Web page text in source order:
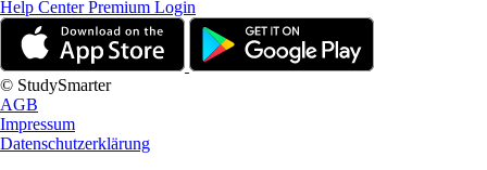
Help CenterPremium Login
© StudySmarter
AGB
Impressum
Datenschutzerklärung